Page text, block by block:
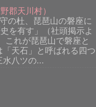
郡天川村）
の杜、琵琶山の磐座に
を有す」（社頭掲示よ
これが琵琶山で磐座と
天石」と呼ばれる四つ
八ツの...